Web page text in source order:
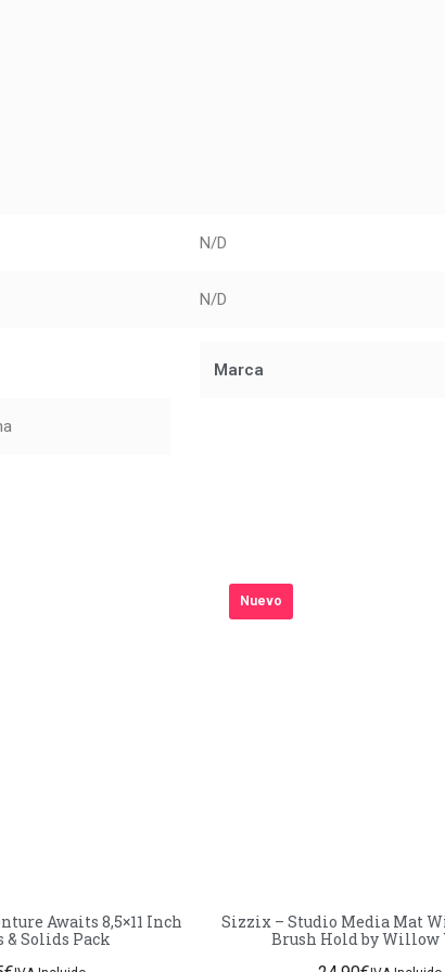
N/D
N/D
Marca
Awaits 8,5×11 Inch
& Solids Pack
Nuevo
Sizzix – Studio Media Mat
Brush Hold by Willow